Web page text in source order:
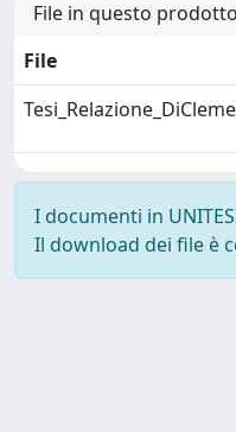
File in questo
File
I documenti in
Il download dei file è